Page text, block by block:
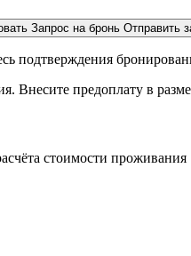
Запрос на бронь Отправить
подтверждения
Внесите предоплату в
стоимости проживания